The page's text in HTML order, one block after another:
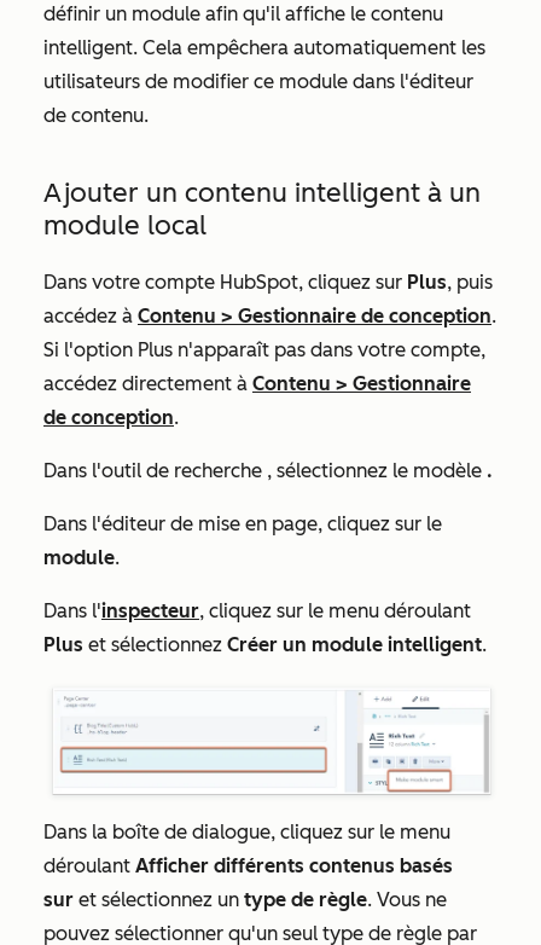
définir un module afin qu'il affiche le contenu
intelligent. Cela empêchera automatiquement les
utilisateurs de modifier ce module dans l'éditeur
de contenu.
Ajouter un contenu intelligent à un
module local
Dans votre compte HubSpot, cliquez sur Plus, puis
accédez à Contenu > Gestionnaire de conception.
Si l'option Plus n'apparaît pas dans votre compte,
accédez directement à Contenu > Gestionnaire
de conception.
Dans l'outil de recherche , sélectionnez le modèle .
Dans l'éditeur de mise en page, cliquez sur le
module.
Dans l'inspecteur, cliquez sur le menu déroulant
Plus et sélectionnez Créer un module intelligent.
Dans la boîte de dialogue, cliquez sur le menu
déroulant Afficher différents contenus basés
sur et sélectionnez un type de règle. Vous ne
pouvez sélectionner qu'un seul type de règle par